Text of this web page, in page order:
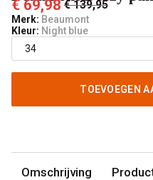
€ 69,98 € 139,95
Merk: Beaumont
Kleur: Night blue
TOEVOEGEN
Omschrijving